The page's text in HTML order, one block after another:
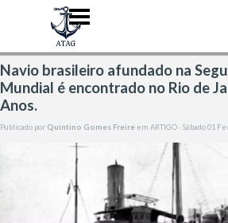
Ir para o conteúdoPular menu
Navio brasileiro afundado na
Mundial é encontrado no Rio de
Anos.
Publicado por Quintino Gomes Freire em ARTIGO· Sábado 01